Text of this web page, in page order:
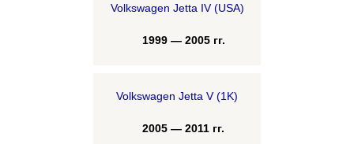
Volkswagen Jetta IV (USA)
1999 — 2005 гг.
Volkswagen Jetta V (1K)
2005 — 2011 гг.